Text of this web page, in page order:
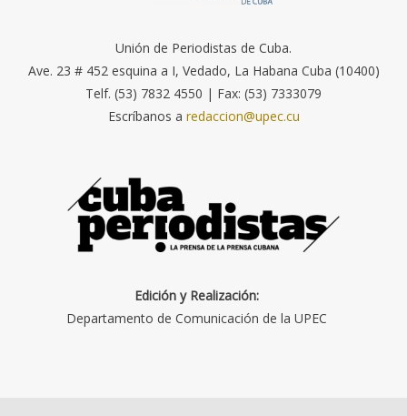
Unión de Periodistas de Cuba.
Ave. 23 # 452 esquina a I, Vedado, La Habana Cuba (10400)
Telf. (53) 7832 4550 | Fax: (53) 7333079
Escríbanos a redaccion@upec.cu
Edición y Realización:
Departamento de Comunicación de la UPEC